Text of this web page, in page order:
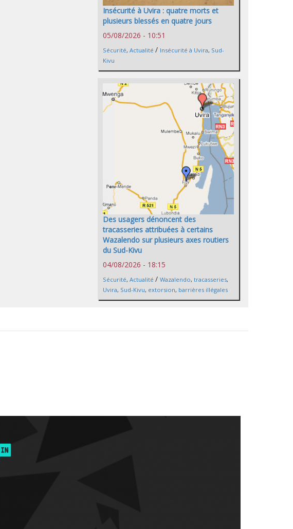
Insécurité à Uvira : quatre morts et
plusieurs blessés en quatre jours
05/08/2026 - 10:51
Sécurité, Actualité / Insécurité à Uvira, Sud-
Kivu
Des usagers dénoncent des
tracasseries attribuées à certains
Wazalendo sur plusieurs axes routiers
du Sud-Kivu
04/08/2026 - 18:15
Sécurité, Actualité / Wazalendo, tracasseries,
Uvira, Sud-Kivu, extorsion, barrières illégales